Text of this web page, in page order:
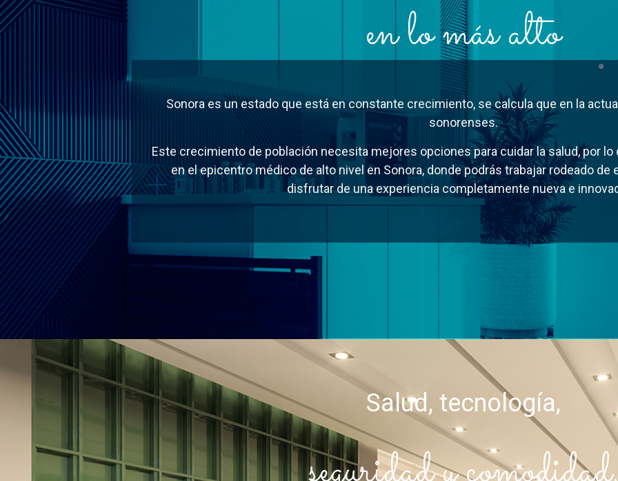
en lo más alto
Sonora es un estado que está en constante crecimiento, se calcula que en la
sonorenses.
Este crecimiento de población necesita mejores opciones para cuidar la salud, por
en el epicentro médico de alto nivel en Sonora, donde podrás trabajar rodeado de
disfrutar de una experiencia completamente nueva e
Salud, tecnología,